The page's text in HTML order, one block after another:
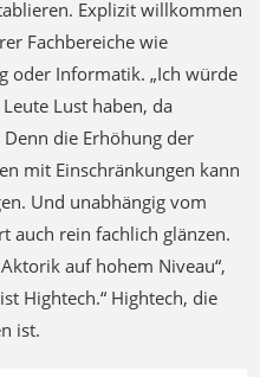
Zahout-Heil gerne als
Explizit willkommen
Fachbereiche wie
Informatik. „Ich würde
Lust haben, da
die Erhöhung der
mit Einschränkungen kann
Und unabhängig vom
rein fachlich glänzen.
auf hohem Niveau“,